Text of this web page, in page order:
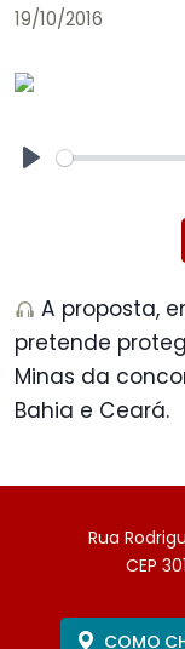
19/10/2016
A proposta,
pretende
Minas da
Bahia e Ceará.
Rua
CEP
COMO